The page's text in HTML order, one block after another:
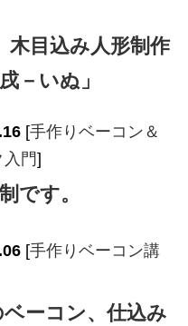
目込み人形制作
－いぬ」
[手作りベーコン＆
入門]
です。
[手作りベーコン講
ーコン、仕込み